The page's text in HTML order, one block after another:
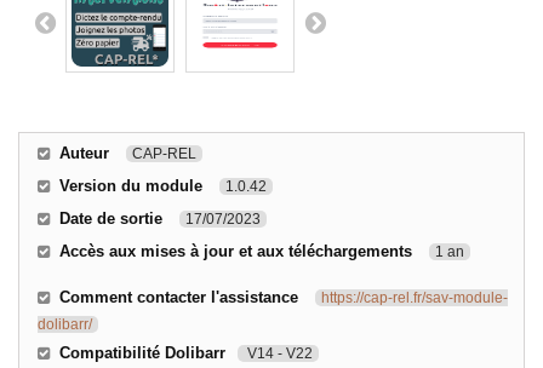
Auteur CAP-REL
Version du module 1.0.42
Date de sortie 17/07/2023
Accès aux mises à jour et aux téléchargements 1 an
Comment contacter l'assistance
https://cap-rel.fr/sav-module-
dolibarr/
Compatibilité Dolibarr V14 - V22